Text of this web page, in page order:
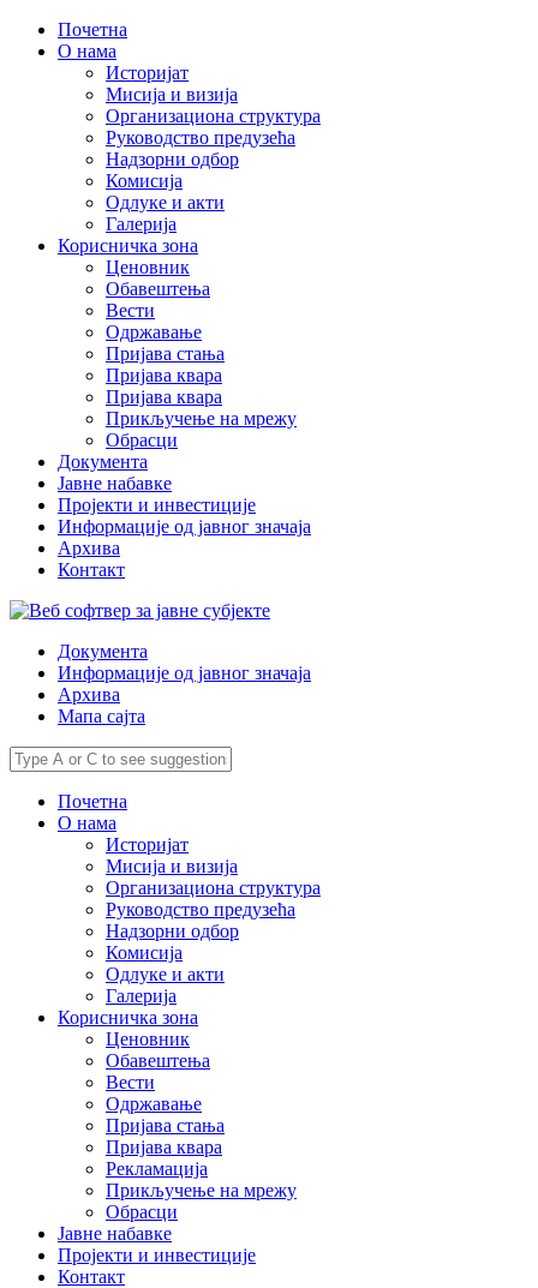
Почетна
О нама
Историјат
Мисија и визија
Организациона структура
Руководство предузећа
Надзорни одбор
Комисија
Одлуке и акти
Галерија
Корисничка зона
Ценовник
Обавештења
Вести
Одржавање
Пријава стања
Пријава квара
Пријава квара
Прикључење на мрежу
Обрасци
Документа
Јавне набавке
Пројекти и инвестиције
Информације од јавног значаја
Архива
Контакт
Документа
Информације од јавног значаја
Архива
Мапа сајта
Почетна
О нама
Историјат
Мисија и визија
Организациона структура
Руководство предузећа
Надзорни одбор
Комисија
Одлуке и акти
Галерија
Корисничка зона
Ценовник
Обавештења
Вести
Одржавање
Пријава стања
Пријава квара
Рекламација
Прикључење на мрежу
Обрасци
Јавне набавке
Пројекти и инвестиције
Контакт